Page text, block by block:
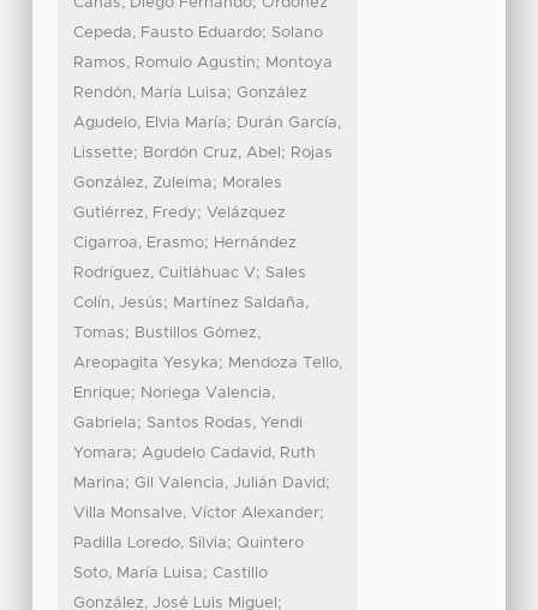
Cepeda, Fausto Eduardo; Solano
Ramos, Romulo Agustin; Montoya
Rendón, María Luisa; González
Agudelo, Elvia María; Durán García,
Lissette; Bordón Cruz, Abel ; Rojas
González, Zuleima; Morales
Gutiérrez, Fredy; Velázquez
Cigarroa, Erasmo; Hernández
Rodríguez, Cuitláhuac V; Sales
Colín, Jesús; Martínez Saldaña,
Tomas; Bustillos Gómez,
Areopagita Yesyka; Mendoza Tello,
Enrique; Noriega Valencia,
Gabriela; Santos Rodas, Yendi
Yomara; Agudelo Cadavid, Ruth
Marina; Gil Valencia, Julián David;
Villa Monsalve, Víctor Alexander;
Padilla Loredo, Silvia; Quintero
Soto, María Luisa; Castillo
González, José Luis Miguel ;